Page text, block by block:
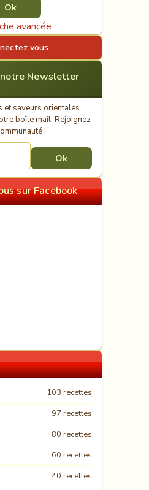
avancée
vous
notre Newsletter
et saveurs orientales
boîte mail. Rejoignez
!
sur Facebook
103 recettes
97 recettes
80 recettes
60 recettes
40 recettes